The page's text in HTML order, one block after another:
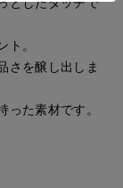
。
さを醸し出しま
った素材です。